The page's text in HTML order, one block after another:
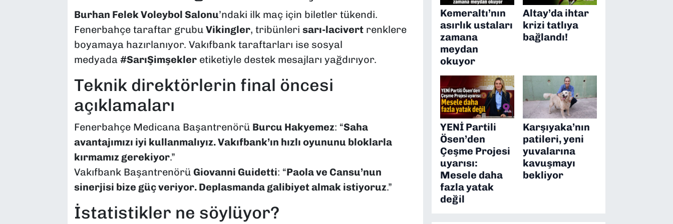
Burhan Felek Voleybol Salonu’ndaki ilk maç için biletler tükendi.
Fenerbahçe taraftar grubu Vikingler, tribünleri sarı-lacivertrenklere
boyamaya hazırlanıyor. Vakıfbank taraftarları ise sosyal
medyada #SarıŞimşekleretiketiyle destek mesajları yağdırıyor.
Teknik direktörlerin final öncesi
açıklamaları
Fenerbahçe Medicana Başantrenörü Burcu Hakyemez: “Saha
avantajımızı iyi kullanmalıyız. Vakıfbank’ın hızlı oyununu bloklarla
kırmamız gerekiyor.”
Vakıfbank Başantrenörü Giovanni Guidetti: “Paola ve Cansu’nun
sinerjisi bize güç veriyor. Deplasmanda galibiyet almak istiyoruz.”
İstatistikler ne söylüyor?
Kemeraltı’nın
asırlık ustaları
zamana
meydan
okuyor
Altay’da ihtar
krizi tatlıya
bağlandı!
YENİ Partili
Ösen’den
Çeşme Projesi
uyarısı:
Mesele daha
fazla yatak
değil
Karşıyaka’nın
patileri, yeni
yuvalarına
kavuşmayı
bekliyor